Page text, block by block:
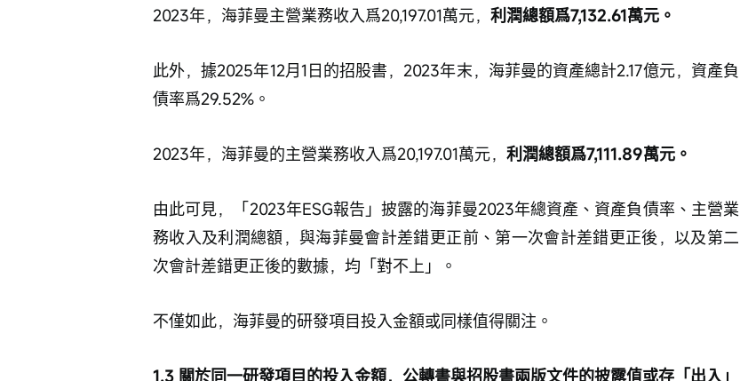
2023年，海菲曼主營業務收入爲20,197.01萬元， 利潤總額爲7,132.61萬元。
此外，據2025年12月1日的招股書，2023年末，海菲曼的資產總計2.17億元，資產負
債率爲29.52%。
2023年，海菲曼的主營業務收入爲20,197.01萬元， 利潤總額爲7,111.89萬元。
由此可見，「2023年ESG報告」披露的海菲曼2023年總資產、資產負債率、主營業
務收入及利潤總額，與海菲曼會計差錯更正前、第一次會計差錯更正後，以及第二
次會計差錯更正後的數據，均「對不上」。
不僅如此，海菲曼的研發項目投入金額或同樣值得關注。
1.3 關於同一研發項目的投入金額，公轉書與招股書兩版文件的披露值或存「出入」